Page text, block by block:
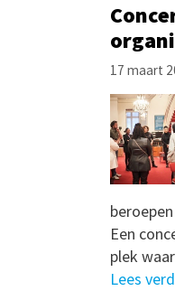
17 maart
Een
plek
Lees